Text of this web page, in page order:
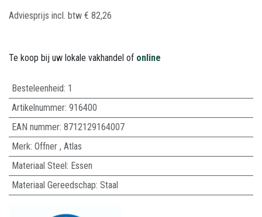
Adviesprijs incl. btw € 82,26
Te koop bij uw lokale vakhandel of online
Besteleenheid: 1
Artikelnummer: 916400
EAN nummer: 8712129164007
Merk: Offner, Atlas
Materiaal Steel: Essen
Materiaal Gereedschap: Staal